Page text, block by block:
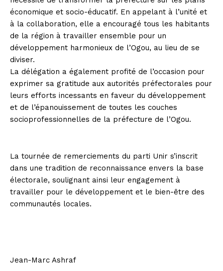
économique et socio-éducatif. En appelant à l’unité et
à la collaboration, elle a encouragé tous les habitants
de la région à travailler ensemble pour un
développement harmonieux de l’Ogou, au lieu de se
diviser.
La délégation a également profité de l’occasion pour
exprimer sa gratitude aux autorités préfectorales pour
leurs efforts incessants en faveur du développement
et de l’épanouissement de toutes les couches
socioprofessionnelles de la préfecture de l’Ogou.
La tournée de remerciements du parti Unir s’inscrit
dans une tradition de reconnaissance envers la base
électorale, soulignant ainsi leur engagement à
travailler pour le développement et le bien-être des
communautés locales.
Jean-Marc Ashraf